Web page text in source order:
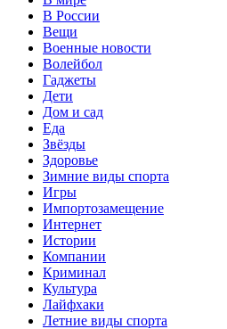
В России
Вещи
Военные новости
Волейбол
Гаджеты
Дети
Дом и сад
Еда
Звёзды
Здоровье
Зимние виды спорта
Игры
Импортозамещение
Интернет
Истории
Компании
Криминал
Культура
Лайфхаки
Летние виды спорта